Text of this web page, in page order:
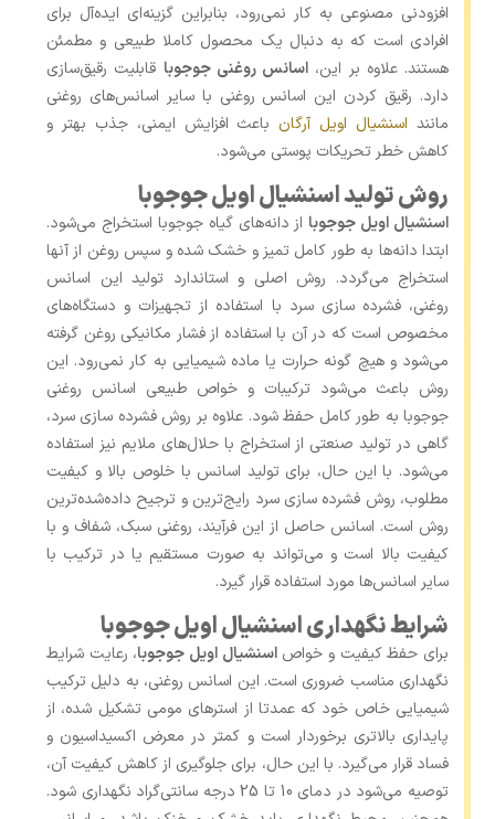
افزودنی مصنوعی به کار نمی‌رود، بنابراین گزینه‌ای ایده‌آل برای
افرادی است که به دنبال یک محصول کاملا طبیعی و مطمئن
هستند. علاوه بر این، اسانس‌ روغنی جوجوبا قابلیت رقیق‌سازی
دارد. رقیق کردن این اسانس روغنی با سایر اسانس‌های روغنی
مانند اسنشیال اویل آرگان باعث افزایش ایمنی، جذب بهتر و
کاهش خطر تحریکات پوستی می‌شود.
روش تولید اسنشیال اویل جوجوبا
اسنشیال اویل جوجوبااز دانه‌های گیاه جوجوبا استخراج می‌شود.
ابتدا دانه‌ها به طور کامل تمیز و خشک شده و سپس روغن از آنها
استخراج می‌گردد. روش اصلی و استاندارد تولید این اسانس
روغنی، فشرده سازی سرد با استفاده از تجهیزات و دستگاه‌های
مخصوص است که در آن با استفاده از فشار مکانیکی روغن گرفته
می‌شود و هیچ گونه حرارت یا ماده شیمیایی به کار نمی‌رود. این
روش باعث می‌شود ترکیبات و خواص طبیعی اسانس روغنی
جوجوبا به طور کامل حفظ شود. علاوه بر روش فشرده سازی سرد،
گاهی در تولید صنعتی از استخراج با حلال‌های ملایم نیز استفاده
می‌شود. با این حال، برای تولید اسانس با خلوص بالا و کیفیت
مطلوب، روش فشرده‌ سازی سرد رایج‌ترین و ترجیح داده‌شده‌ترین
روش است. اسانس حاصل از این فرآیند، روغنی سبک، شفاف و با
کیفیت بالا است و می‌تواند به صورت مستقیم یا در ترکیب با
سایر اسانس‌ها مورد استفاده قرار گیرد.
شرایط نگهداری اسنشیال اویل جوجوبا
برای حفظ کیفیت و خواصاسنشیال اویل جوجوبا، رعایت شرایط
نگهداری مناسب ضروری است. این اسانس روغنی، به دلیل ترکیب
شیمیایی خاص خود که عمدتا از استرهای مومی تشکیل شده، از
پایداری بالاتری برخوردار است و کمتر در معرض اکسیداسیون و
فساد قرار می‌گیرد. با این حال، برای جلوگیری از کاهش کیفیت آن،
توصیه می‌شود در دمای 10 تا 25 درجه سانتی‌گراد نگهداری شود.